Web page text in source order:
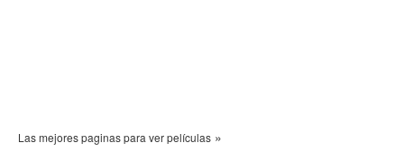
Las mejores paginas para ver películas »